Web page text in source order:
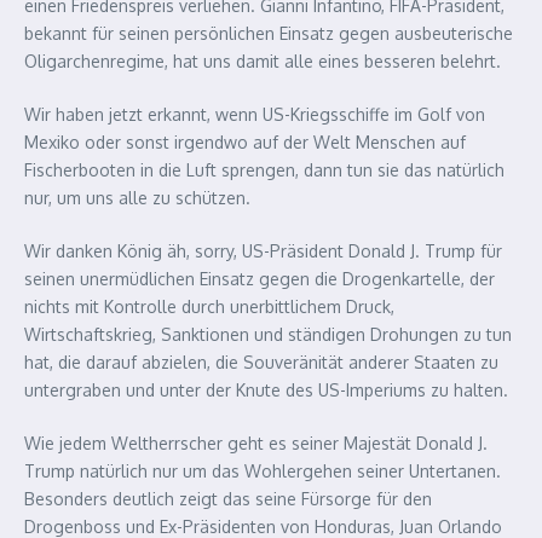
einen Friedenspreis verliehen. Gianni Infantino, FIFA-Präsident,
bekannt für seinen persönlichen Einsatz gegen ausbeuterische
Oligarchenregime, hat uns damit alle eines besseren belehrt.
Wir haben jetzt erkannt, wenn US-Kriegsschiffe im Golf von
Mexiko oder sonst irgendwo auf der Welt Menschen auf
Fischerbooten in die Luft sprengen, dann tun sie das natürlich
nur, um uns alle zu schützen.
Wir danken König äh, sorry, US-Präsident Donald J. Trump für
seinen unermüdlichen Einsatz gegen die Drogenkartelle, der
nichts mit Kontrolle durch unerbittlichem Druck,
Wirtschaftskrieg, Sanktionen und ständigen Drohungen zu tun
hat, die darauf abzielen, die Souveränität anderer Staaten zu
untergraben und unter der Knute des US-Imperiums zu halten.
Wie jedem Weltherrscher geht es seiner Majestät Donald J.
Trump natürlich nur um das Wohlergehen seiner Untertanen.
Besonders deutlich zeigt das seine Fürsorge für den
Drogenboss und Ex-Präsidenten von Honduras, Juan Orlando